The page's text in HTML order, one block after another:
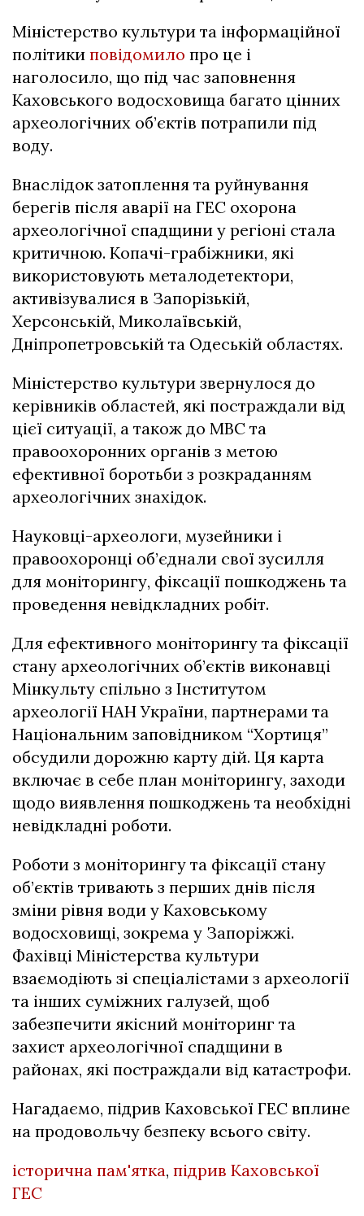
Міністерство культури та інформаційної
політики повідомило про це і
наголосило, що під час заповнення
Каховського водосховища багато цінних
археологічних об’єктів потрапили під
воду.
Внаслідок затоплення та руйнування
берегів після аварії на ГЕС охорона
археологічної спадщини у регіоні стала
критичною. Копачі-грабіжники, які
використовують металодетектори,
активізувалися в Запорізькій,
Херсонській, Миколаївській,
Дніпропетровській та Одеській областях.
Міністерство культури звернулося до
керівників областей, які постраждали від
цієї ситуації, а також до МВС та
правоохоронних органів з метою
ефективної боротьби з розкраданням
археологічних знахідок.
Науковці-археологи, музейники і
правоохоронці об’єднали свої зусилля
для моніторингу, фіксації пошкоджень та
проведення невідкладних робіт.
Для ефективного моніторингу та фіксації
стану археологічних об’єктів виконавці
Мінкульту спільно з Інститутом
археології НАН України, партнерами та
Національним заповідником “Хортиця”
обсудили дорожню карту дій. Ця карта
включає в себе план моніторингу, заходи
щодо виявлення пошкоджень та необхідні
невідкладні роботи.
Роботи з моніторингу та фіксації стану
об’єктів тривають з перших днів після
зміни рівня води у Каховському
водосховищі, зокрема у Запоріжжі.
Фахівці Міністерства культури
взаємодіють зі спеціалістами з археології
та інших суміжних галузей, щоб
забезпечити якісний моніторинг та
захист археологічної спадщини в
районах, які постраждали від катастрофи.
Нагадаємо, підрив Каховської ГЕС вплине
на продовольчу безпеку всього світу.
історична пам'ятка, підрив Каховської
ГЕС